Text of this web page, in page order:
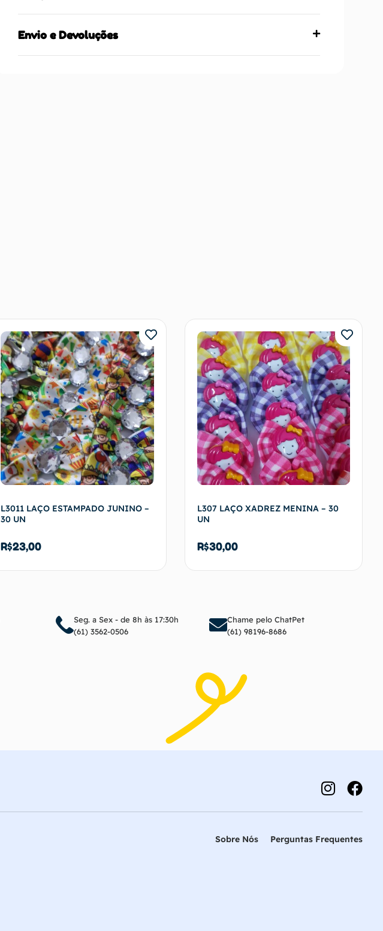
Envio e Devoluções
L3011 LAÇO ESTAMPADO JUNINO –
30 UN
R$23,00
Adicionar ao carrinho
L307 LAÇO XADREZ MENINA – 30
UN
R$30,00
Adicionar ao carrinho
Seg. a Sex - de 8h às 17:30h
(61) 3562-0506
Chame pelo ChatPet
(61) 98196-8686
Sobre Nós Perguntas Frequentes